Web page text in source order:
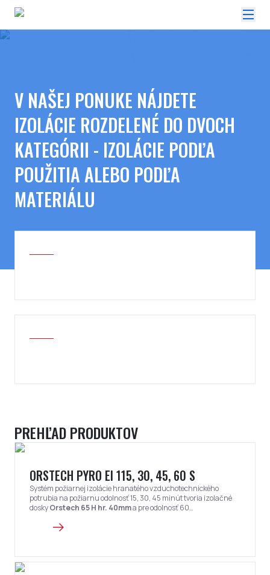
V NAŠEJ PONUKE NÁJDETE
IZOLÁCIE ROZDELENÉ DO DVOCH
KATEGÓRII - IZOLÁCIE PODĽA
POUŽITIA ALEBO PODĽA
MATERIÁLU
PREHĽAD PRODUKTOV
ORSTECH PYRO EI 115, 30, 45, 60 S
Systém požiarnej izolácie hranatého vzduchotechnického
potrubia na požiarnu odolnosť 15, 30, 45 minút tvoria izolačné
doskyOrstech 65 H hr. 40mma pre odolnosť 60